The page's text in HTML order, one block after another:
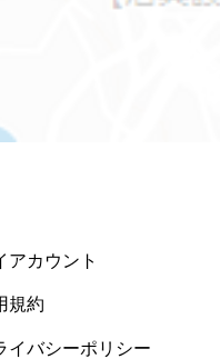
アカウント
規約
イバシーポリシー